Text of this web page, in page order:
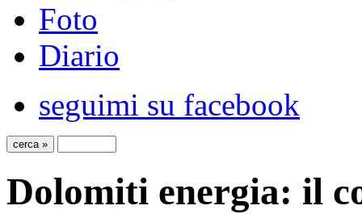
Foto
Diario
seguimi su facebook
Dolomiti energia: il